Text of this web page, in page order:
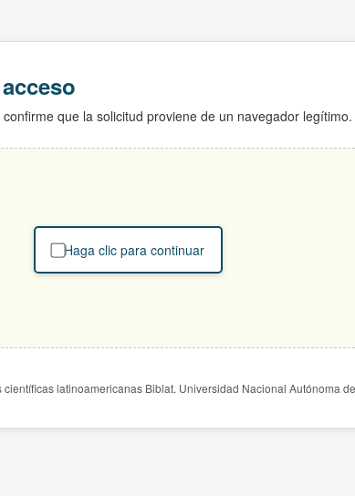
que la solicitud proviene de un navegador legítimo.
Haga clic para continuar
científicas latinoamericanas Biblat. Universidad Nacional Autónoma